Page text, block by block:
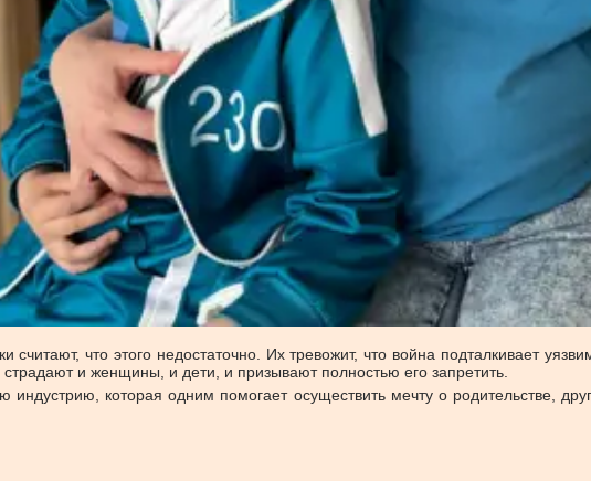
считают, что этого недостаточно. Их тревожит, что война подталкивает
и женщины, и дети, и призывают полностью его запретить.
индустрию, которая одним помогает осуществить мечту о родительстве,